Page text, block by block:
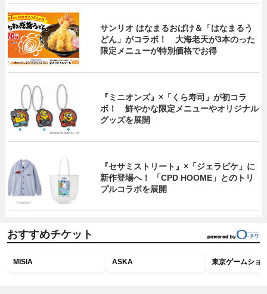
サンリオ はなまるおばけ＆「はなまるう
どん」がコラボ！ 大海老天が3本のった
限定メニューが特別価格でお得
『ミニオンズ』×「くら寿司」が初コラ
ボ！ 鮮やかな限定メニューやオリジナル
グッズを展開
『セサミストリート』×「ジェラピケ」に
新作登場へ！ 「CPD HOOME」とのトリ
プルコラボを展開
おすすめチケット
MISIA ASKA 東京ゲームショ